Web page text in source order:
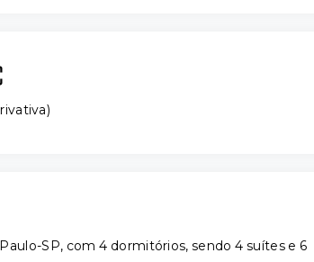
)
SP, com 4 dormitórios, sendo 4 suítes e 6